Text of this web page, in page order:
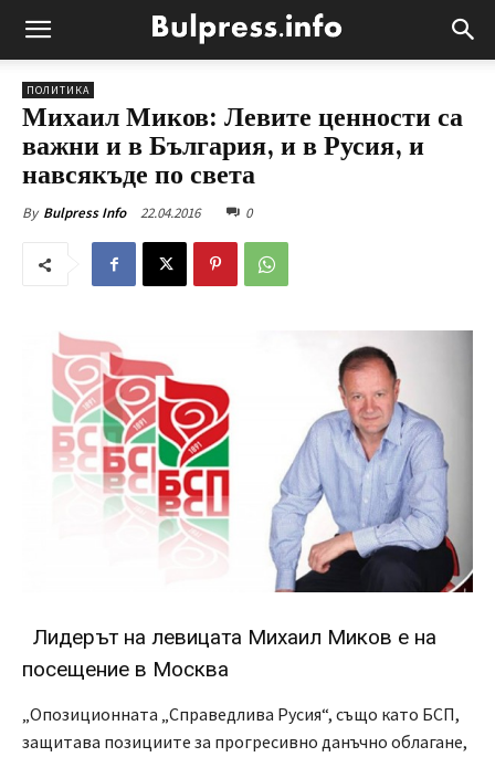
ПОЛИТИКА
Михаил Миков: Левите ценности са
важни и в България, и в Русия, и
навсякъде по света
By Bulpress Info 22.04.2016 0
Лидерът на левицата Михаил Миков е на
посещение в Москва
„Опозиционната „Справедлива Русия“, също като БСП,
защитава позициите за прогресивно данъчно облагане,